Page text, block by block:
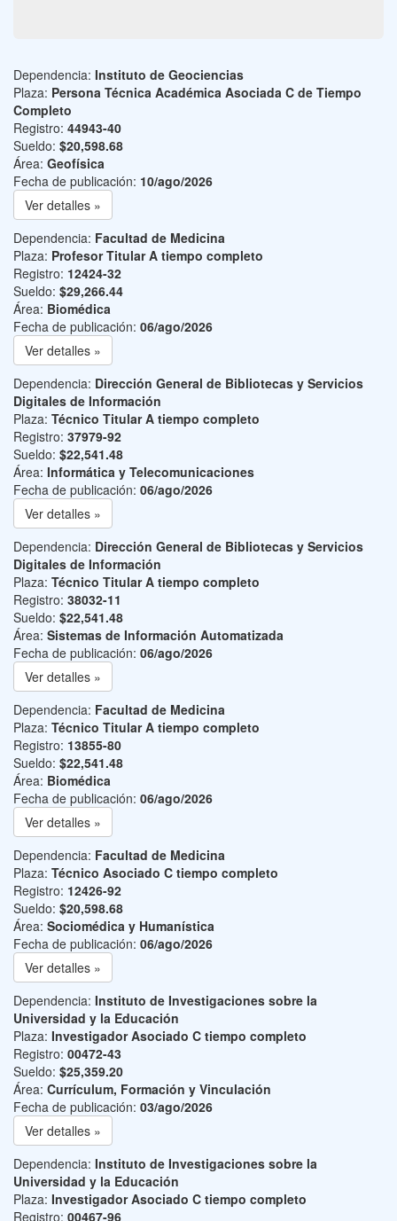
Dependencia: Instituto de Geociencias
Plaza: Persona Técnica Académica Asociada C de Tiempo
Completo
Registro: 44943-40
Sueldo: $20,598.68
Área: Geofísica
Fecha de publicación: 10/ago/2026
Ver detalles »
Dependencia: Facultad de Medicina
Plaza: Profesor Titular A tiempo completo
Registro: 12424-32
Sueldo: $29,266.44
Área: Biomédica
Fecha de publicación: 06/ago/2026
Ver detalles »
Dependencia: Dirección General de Bibliotecas y Servicios
Digitales de Información
Plaza: Técnico Titular A tiempo completo
Registro: 37979-92
Sueldo: $22,541.48
Área: Informática y Telecomunicaciones
Fecha de publicación: 06/ago/2026
Ver detalles »
Dependencia: Dirección General de Bibliotecas y Servicios
Digitales de Información
Plaza: Técnico Titular A tiempo completo
Registro: 38032-11
Sueldo: $22,541.48
Área: Sistemas de Información Automatizada
Fecha de publicación: 06/ago/2026
Ver detalles »
Dependencia: Facultad de Medicina
Plaza: Técnico Titular A tiempo completo
Registro: 13855-80
Sueldo: $22,541.48
Área: Biomédica
Fecha de publicación: 06/ago/2026
Ver detalles »
Dependencia: Facultad de Medicina
Plaza: Técnico Asociado C tiempo completo
Registro: 12426-92
Sueldo: $20,598.68
Área: Sociomédica y Humanística
Fecha de publicación: 06/ago/2026
Ver detalles »
Dependencia: Instituto de Investigaciones sobre la
Universidad y la Educación
Plaza: Investigador Asociado C tiempo completo
Registro: 00472-43
Sueldo: $25,359.20
Área: Currículum, Formación y Vinculación
Fecha de publicación: 03/ago/2026
Ver detalles »
Dependencia: Instituto de Investigaciones sobre la
Universidad y la Educación
Plaza: Investigador Asociado C tiempo completo
Registro: 00467-96